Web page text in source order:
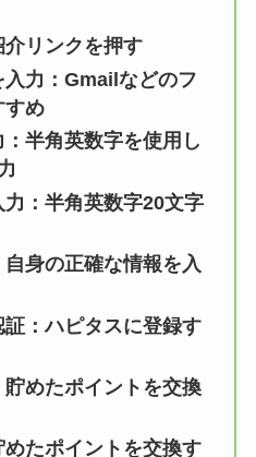
リンクを押す
入力：Gmailなどのフ
すめ
半角英数字を使用し
：半角英数字20文字
身の正確な情報を入
：ハピタスに登録す
めたポイントを交換
たポイントを交換す